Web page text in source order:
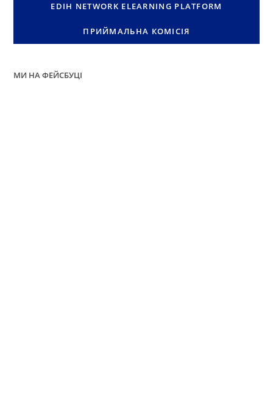
EDIH NETWORK ELEARNING PLATFORM
ПРИЙМАЛЬНА КОМІСІЯ
МИ НА ФЕЙСБУЦІ